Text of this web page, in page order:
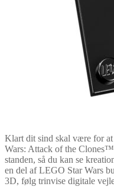
Klart dit sind skal være for at
Wars: Attack of the
standen, så du kan se
en del af LEGO Star Wars
3D, følg trinvise digitale